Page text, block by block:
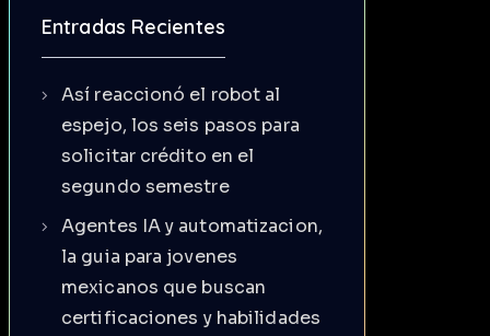
Entradas Recientes
Así reaccionó el robot al
espejo, los seis pasos para
solicitar crédito en el
segundo semestre
Agentes IA y automatizacion,
la guia para jovenes
mexicanos que buscan
certificaciones y habilidades